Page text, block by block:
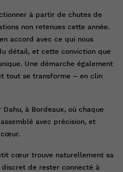
à partir de chutes de
non retenues cette année.
accord avec ce qui nous
détail, et cette conviction que
Une démarche également
tout se transforme – en clin
à Bordeaux, où chaque
avec précision, et
cœur.
cœur trouve naturellement sa
de rester connecté à